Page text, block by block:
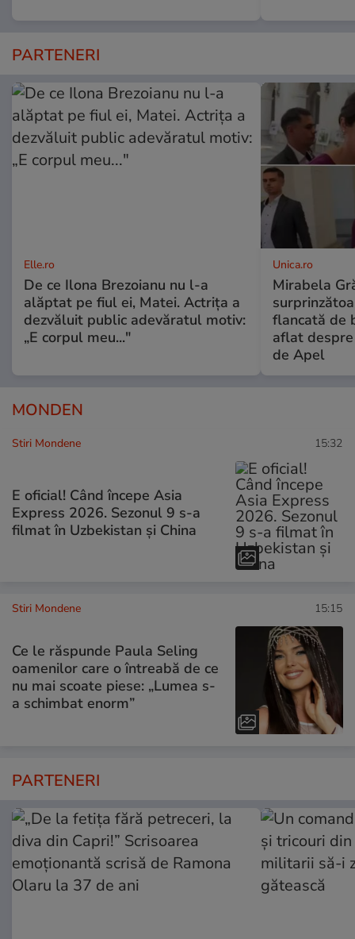
PARTENERI
Elle.ro
De ce Ilona Brezoianu nu l-a
alăptat pe fiul ei, Matei. Actrița a
dezvăluit public adevăratul motiv:
„E corpul meu..."
Unica.ro
Mirabela
flancată de
aflat
de Apel
MONDEN
Stiri Mondene 15:32
E oficial! Când începe Asia
Express 2026. Sezonul 9 s-a
filmat în Uzbekistan și China
Stiri Mondene 15:15
Ce le răspunde Paula Seling
oamenilor care o întreabă de ce
nu mai scoate piese: „Lumea s-
a schimbat enorm”
PARTENERI